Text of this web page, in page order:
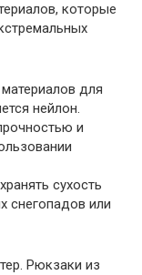
которые
для
нейлон.
и
сухость
снегопадов или
Рюкзаки из